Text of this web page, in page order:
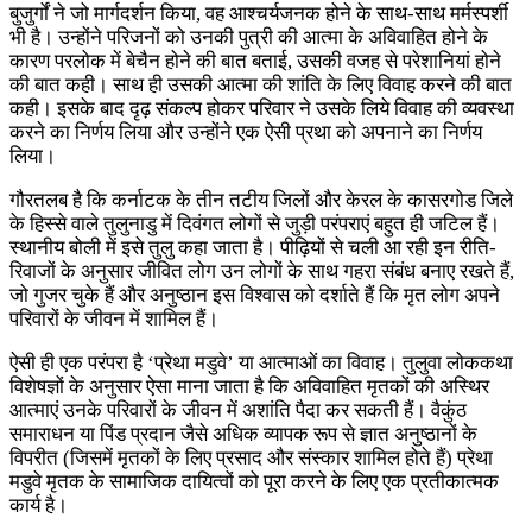
बुजुर्गों ने जो मार्गदर्शन किया, वह आश्चर्यजनक होने के साथ-साथ मर्मस्पर्शी
भी है। उन्होंने परिजनों को उनकी पुत्री की आत्मा के अविवाहित होने के
कारण परलोक में बेचैन होने की बात बताई, उसकी वजह से परेशानियां होने
की बात कही। साथ ही उसकी आत्मा की शांति के लिए विवाह करने की बात
कही। इसके बाद दृढ़ संकल्प होकर परिवार ने उसके लिये विवाह की व्यवस्था
करने का निर्णय लिया और उन्होंने एक ऐसी प्रथा को अपनाने का निर्णय
लिया।
गौरतलब है कि कर्नाटक के तीन तटीय जिलों और केरल के कासरगोड जिले
के हिस्से वाले तुलुनाडु में दिवंगत लोगों से जुड़ी परंपराएं बहुत ही जटिल हैं।
स्थानीय बोली में इसे तुलु कहा जाता है। पीढ़ियों से चली आ रही इन रीति-
रिवाजों के अनुसार जीवित लोग उन लोगों के साथ गहरा संबंध बनाए रखते हैं,
जो गुजर चुके हैं और अनुष्ठान इस विश्वास को दर्शाते हैं कि मृत लोग अपने
परिवारों के जीवन में शामिल हैं।
ऐसी ही एक परंपरा है ‘प्रेथा मडुवे’ या आत्माओं का विवाह। तुलुवा लोककथा
विशेषज्ञों के अनुसार ऐसा माना जाता है कि अविवाहित मृतकों की अस्थिर
आत्माएं उनके परिवारों के जीवन में अशांति पैदा कर सकती हैं। वैकुंठ
समाराधन या पिंड प्रदान जैसे अधिक व्यापक रूप से ज्ञात अनुष्ठानों के
विपरीत (जिसमें मृतकों के लिए प्रसाद और संस्कार शामिल होते हैं) प्रेथा
मडुवे मृतक के सामाजिक दायित्वों को पूरा करने के लिए एक प्रतीकात्मक
कार्य है।